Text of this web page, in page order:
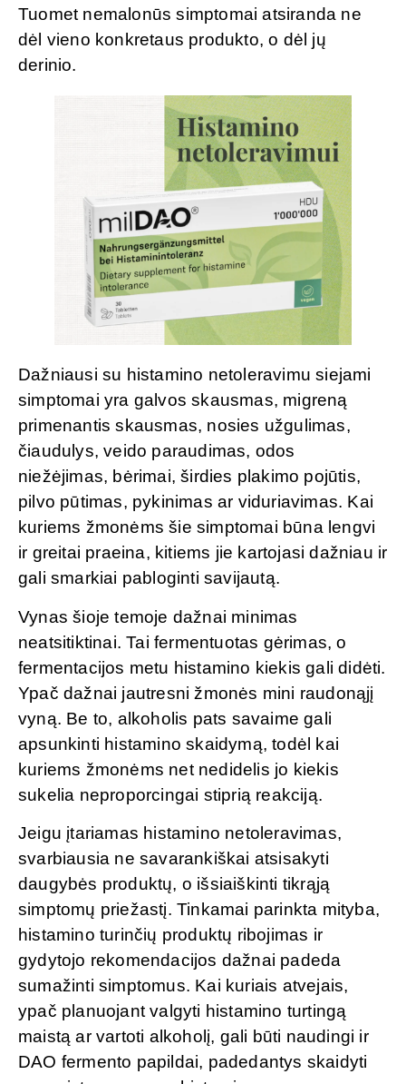
Tuomet nemalonūs simptomai atsiranda ne
dėl vieno konkretaus produkto, o dėl jų
derinio.
Dažniausi su histamino netoleravimu siejami
simptomai yra galvos skausmas, migreną
primenantis skausmas, nosies užgulimas,
čiaudulys, veido paraudimas, odos
niežėjimas, bėrimai, širdies plakimo pojūtis,
pilvo pūtimas, pykinimas ar viduriavimas. Kai
kuriems žmonėms šie simptomai būna lengvi
ir greitai praeina, kitiems jie kartojasi dažniau ir
gali smarkiai pabloginti savijautą.
Vynas šioje temoje dažnai minimas
neatsitiktinai. Tai fermentuotas gėrimas, o
fermentacijos metu histamino kiekis gali didėti.
Ypač dažnai jautresni žmonės mini raudonąjį
vyną. Be to, alkoholis pats savaime gali
apsunkinti histamino skaidymą, todėl kai
kuriems žmonėms net nedidelis jo kiekis
sukelia neproporcingai stiprią reakciją.
Jeigu įtariamas histamino netoleravimas,
svarbiausia ne savarankiškai atsisakyti
daugybės produktų, o išsiaiškinti tikrąją
simptomų priežastį. Tinkamai parinkta mityba,
histamino turinčių produktų ribojimas ir
gydytojo rekomendacijos dažnai padeda
sumažinti simptomus. Kai kuriais atvejais,
ypač planuojant valgyti histamino turtingą
maistą ar vartoti alkoholį, gali būti naudingi ir
DAO fermento papildai, padedantys skaidyti